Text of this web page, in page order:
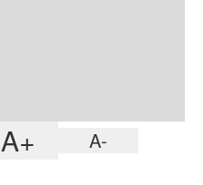
A+ A-